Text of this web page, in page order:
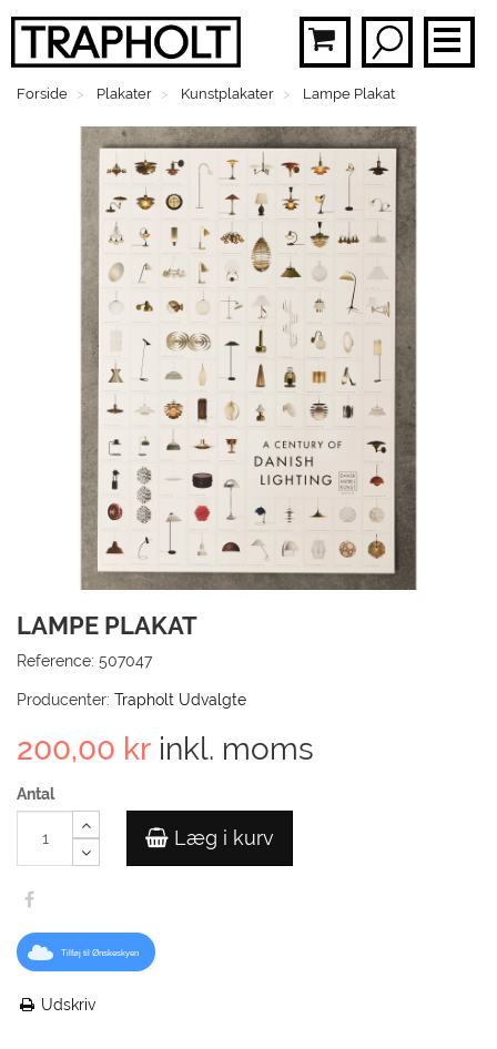
Forside Plakater Kunstplakater Lampe Plakat
LAMPE PLAKAT
Reference: 507047
Producenter: Trapholt Udvalgte
200,00 kr inkl. moms
Antal
Læg i kurv
Tilføj til Ønskeskyen
Udskriv